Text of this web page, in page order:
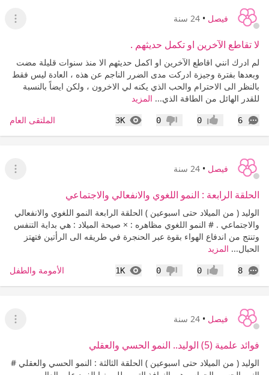
فيصل • 24 سنة
عرض
لا تقاطع الآخرين او تكمل حديثهم .
لم ادرك انني اقاطع الآخرين او اكمل حديثهم الا منذ سنوات قليلة مضت
وبعدها بفترة وجيزة ادركت مدى الضرر الناجم عن هذه ، العادة ليس فقط
بالنظر الى الاحترام والحب الذي يكنه لي الاخرون ، ولكن ايضاً بالنسبة
للقدر الهائل من الطاقة الذي... المزيد
6
التعليقات إعجاب0 عدم إعجاب
0
3K
المشاهدات الملتقى العام
فيصل • 24 سنة
عرض
الحلقة الرابعة : النمو اللغوي والانفعالي والاجتماعي
الوليد ( من الميلاد حتى اسبوعين ) الحلقة الرابعة النمو اللغوي والانفعالي
والاجتماعي . # النمو اللغوي مظاهره : × صيحة الميلاد : هي بداية التنفس
وتنتج من اندفاع الهواء بقوة عبر الحنجرة في طريقه الى الرأتين فتهتز
الحبال... المزيد
8
التعليقات إعجاب0 عدم إعجاب
0
1K
المشاهدات الأمومة والطفل
فيصل • 24 سنة
عرض
فوائد علمية (5) الوليد.. النمو الحسي والعقلي
الوليد ( من الميلاد حتى اسبوعين ) الحلقة الثالثة : النمو الحسي والعقلي #